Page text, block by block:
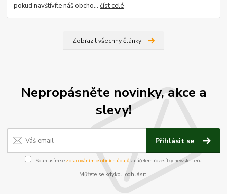
pokud navštívíte náš obcho...číst celé
Zobrazit všechny články
Nepropásněte novinky, akce a
slevy!
Přihlásit se
Souhlasím se zpracováním osobních údajůza účelem rozesílky newsletteru.
Můžete se kdykoli odhlásit.